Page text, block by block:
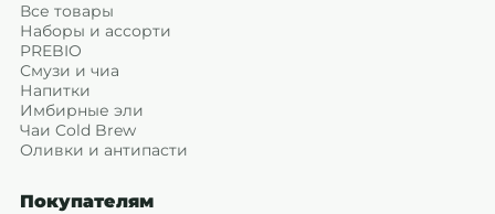
Все товары
Наборы и ассорти
PREBIO
Смузи и чиа
Напитки
Имбирные эли
Чаи Cold Brew
Оливки и антипасти
Покупателям